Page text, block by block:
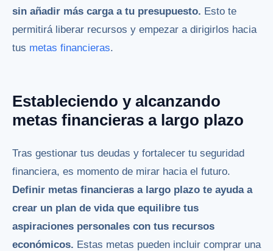
sin añadir más carga a tu presupuesto. Esto te
permitirá liberar recursos y empezar a dirigirlos hacia
tus metas financieras.
Estableciendo y alcanzando
metas financieras a largo plazo
Tras gestionar tus deudas y fortalecer tu seguridad
financiera, es momento de mirar hacia el futuro.
Definir metas financieras a largo plazo te ayuda a
crear un plan de vida que equilibre tus
aspiraciones personales con tus recursos
económicos. Estas metas pueden incluir comprar una